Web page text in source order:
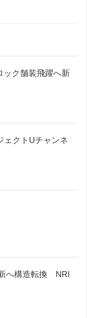
ック舗装飛躍へ新
ェクトUチャンネ
へ構造転換 NRI